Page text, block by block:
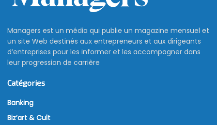
Managers est un média qui publie un magazine mensuel et
un site Web destinés aux entrepreneurs et aux dirigeants
d’entreprises pour les informer et les accompagner dans
leur progression de carrière
Catégories
Banking
Biz’art & Cult